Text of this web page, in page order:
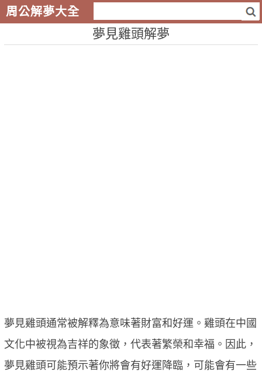
周公解夢大全
夢見雞頭解夢
夢見雞頭通常被解釋為意味著財富和好運。雞頭在中國
文化中被視為吉祥的象徵，代表著繁榮和幸福。因此，
夢見雞頭可能預示著你將會有好運降臨，可能會有一些